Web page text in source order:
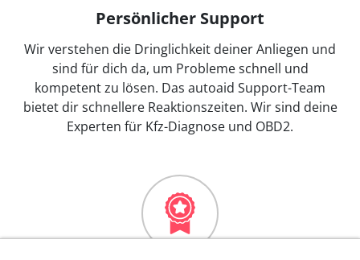
Persönlicher Support
Wir verstehen die Dringlichkeit deiner Anliegen und
sind für dich da, um Probleme schnell und
kompetent zu lösen. Das autoaid Support-Team
bietet dir schnellere Reaktionszeiten. Wir sind deine
Experten für Kfz-Diagnose und OBD2.